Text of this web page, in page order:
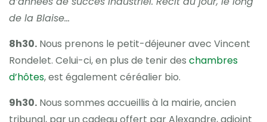
de la Blaise…
8h30. Nous prenons le petit-déjeuner avec Vincent
Rondelet. Celui-ci, en plus de tenir des chambres
d’hôtes, est également céréalier bio.
9h30. Nous sommes accueillis à la mairie, ancien